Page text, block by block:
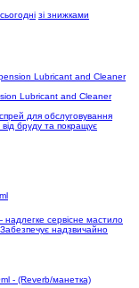
зі знижками
Lubricant and Cleaner
для обслуговування
бруду та покращує
сервісне мастило
надзвичайно